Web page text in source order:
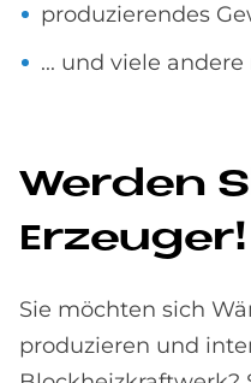
produzierendes
... und viele andere
Wer­den
Er­zeu­ger!
Sie möchten sich
produzieren und